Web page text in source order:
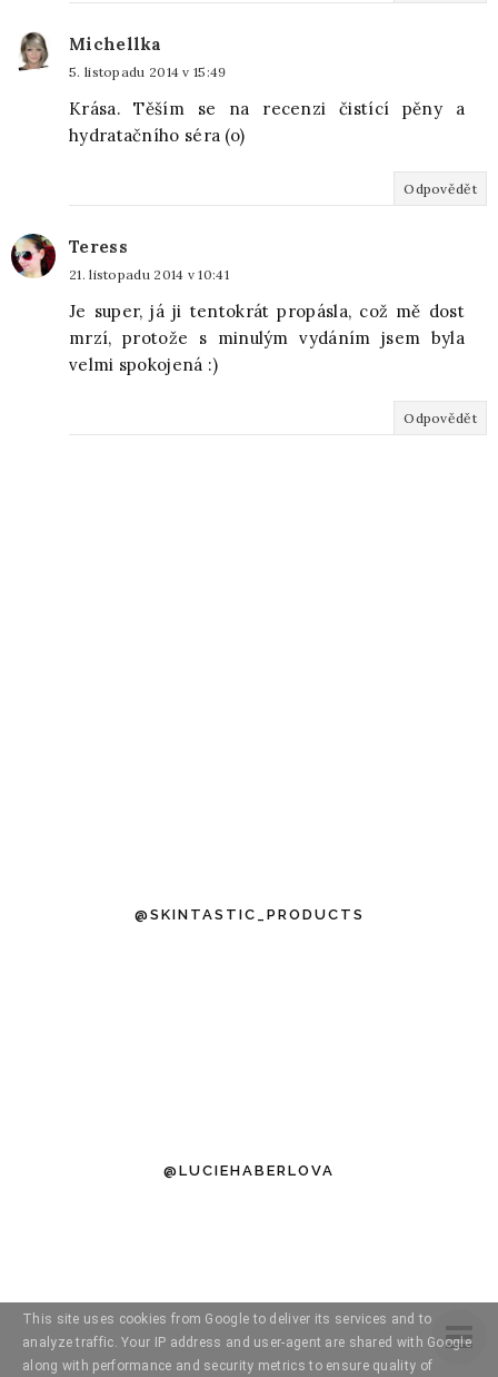
Michellka
5. listopadu 2014 v 15:49
Krása. Těším se na recenzi čistící pěny a
hydratačního séra (o)
Odpovědět
Teress
21. listopadu 2014 v 10:41
Je super, já ji tentokrát propásla, což mě dost
mrzí, protože s minulým vydáním jsem byla
velmi spokojená :)
Odpovědět
@SKINTASTIC_PRODUCTS
@LUCIEHABERLOVA
This site uses cookies from Google to deliver its services and to
analyze traffic. Your IP address and user-agent are shared with Google
along with performance and security metrics to ensure quality of